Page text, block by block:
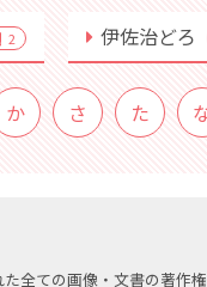
2 伊佐治どろ
か さ た
全ての画像・文書の著作